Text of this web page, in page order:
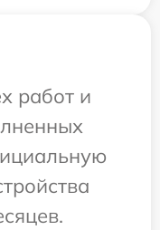
работ и